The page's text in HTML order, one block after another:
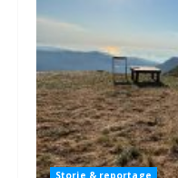
Storie & reportage